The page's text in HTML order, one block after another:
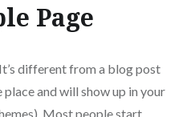
Page
different from a blog post
and will show up in your
Most people start